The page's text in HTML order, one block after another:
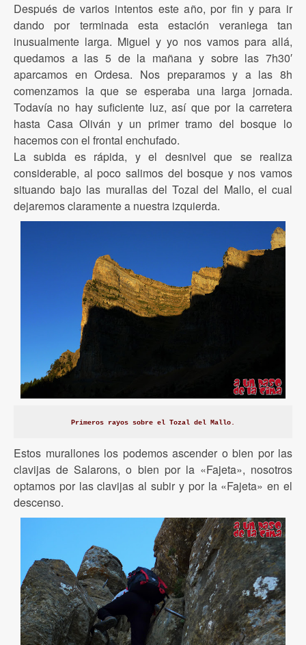
Después de varios intentos este año, por fin y para ir
dando por terminada esta estación veraniega tan
inusualmente larga. Miguel y yo nos vamos para allá,
quedamos a las 5 de la mañana y sobre las 7h30′
aparcamos en Ordesa. Nos preparamos y a las 8h
comenzamos la que se esperaba una larga jornada.
Todavía no hay suficiente luz, así que por la carretera
hasta Casa Oliván y un primer tramo del bosque lo
hacemos con el frontal enchufado.
La subida es rápida, y el desnivel que se realiza
considerable, al poco salimos del bosque y nos vamos
situando bajo las murallas del Tozal del Mallo, el cual
dejaremos claramente a nuestra izquierda.
Primeros rayos sobre el Tozal del Mallo.
Estos murallones los podemos ascender o bien por las
clavijas de Salarons, o bien por la «Fajeta», nosotros
optamos por las clavijas al subir y por la «Fajeta» en el
descenso.